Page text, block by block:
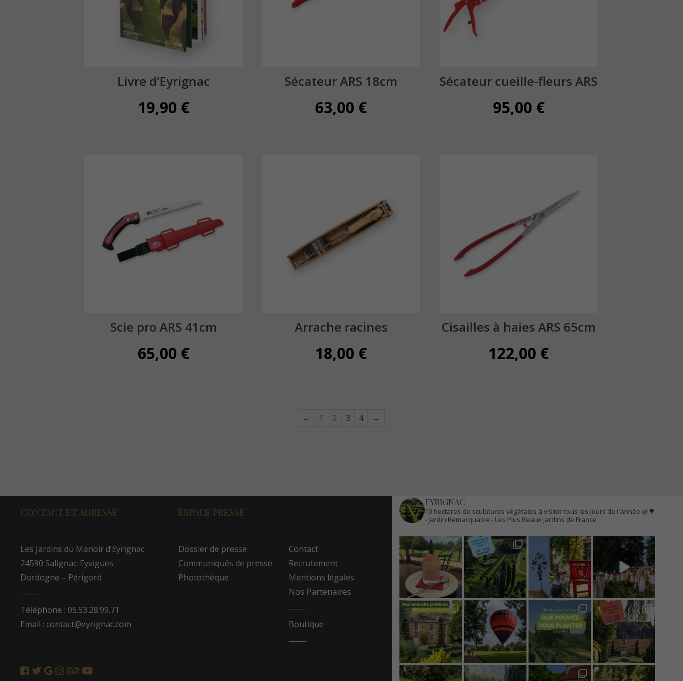
Livre d’Eyrignac
19,90 €
Sécateur ARS 18cm
63,00 €
Sécateur cueille-fleurs ARS
95,00 €
Scie pro ARS 41cm
65,00 €
Arrache racines
18,00 €
Cisailles à haies ARS 65cm
122,00 €
← 1 2 3 4 →
CONTACT ET ADRESSE
Les Jardins du Manoir d’Eyrignac
24590 Salignac-Eyvigues
Dordogne – Périgord
Téléphone : 05.53.28.99.71
Email : contact@eyrignac.com
ESPACE PRESSE
Dossier de presse
Communiqués de presse
Photothèque
Contact
Recrutement
Mentions légales
Nos Partenaires
Boutique
EYRIGNAC
10 hectares de sculptures végétales à visiter tous les jours de l'année 🌿🌳
- Jardin Remarquable- Les Plus Beaux Jardins de France